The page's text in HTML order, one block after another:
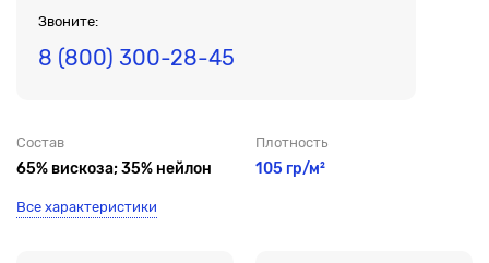
Звоните:
8 (800) 300-28-45
Состав
65% вискоза; 35% нейлон
Плотность
105 гр/м²
Все характеристики